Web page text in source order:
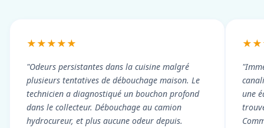
★★★★★
"Odeurs persistantes dans la cuisine malgré
plusieurs tentatives de débouchage maison. Le
technicien a diagnostiqué un bouchon profond
dans le collecteur. Débouchage au camion
hydrocureur, et plus aucune odeur depuis.
une